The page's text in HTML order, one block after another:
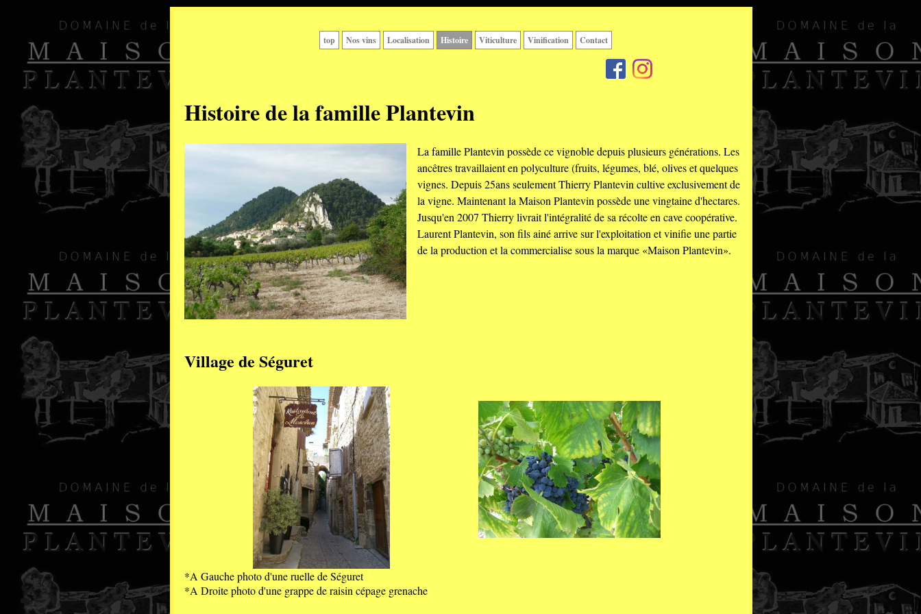
top Nos vins Localisation Histoire Viticulture Vinification Contact
Histoire de la famille Plantevin
La famille Plantevin possède ce vignoble depuis plusieurs générations. Les
ancêtres travaillaient en polyculture (fruits, légumes, blé, olives et quelques
vignes. Depuis 25ans seulement Thierry Plantevin cultive exclusivement de
la vigne. Maintenant la Maison Plantevin possède une vingtaine d'hectares.
Jusqu'en 2007 Thierry livrait l'intégralité de sa récolte en cave coopérative.
Laurent Plantevin, son fils ainé arrive sur l'exploitation et vinifie une partie
de la production et la commercialise sous la marque «Maison Plantevin».
Village de Séguret
*A Gauche photo d'une ruelle de Séguret
*A Droite photo d'une grappe de raisin cépage grenache